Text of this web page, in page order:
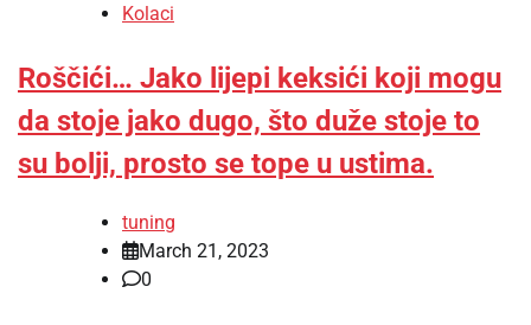
Kolaci
Roščići… Jako lijepi keksići koji mogu
da stoje jako dugo, što duže stoje to
su bolji, prosto se tope u ustima.
tuning
March 21, 2023
0